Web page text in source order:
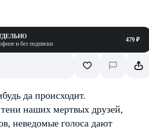
и без подписки
479 ₽
да происходит.
наших мертвых друзей,
неведомые голоса дают